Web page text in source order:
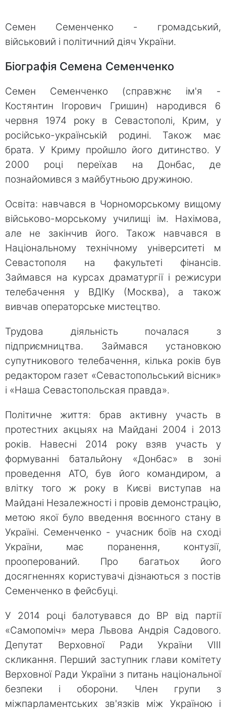
Семен Семенченко - громадський,
військовий і політичний діяч України.
Біографія Семена Семенченко
Семен Семенченко (справжнє ім'я -
Костянтин Ігорович Гришин) народився 6
червня 1974 року в Севастополі, Крим, у
російсько-українській родині. Також має
брата. У Криму пройшло його дитинство. У
2000 році переїхав на Донбас, де
познайомився з майбутньою дружиною.
Освіта: навчався в Чорноморському вищому
військово-морському училищі ім. Нахімова,
але не закінчив його. Також навчався в
Національному технічному університеті м
Севастополя на факультеті фінансів.
Займався на курсах драматургії і режисури
телебачення у ВДІКу (Москва), а також
вивчав операторське мистецтво.
Трудова діяльність почалася з
підприємництва. Займався установкою
супутникового телебачення, кілька років був
редактором газет «Севастопольський вісник»
і «Наша Севастопольская правда».
Політичне життя: брав активну участь в
протестних акцыях на Майдані 2004 і 2013
років. Навесні 2014 року взяв участь у
формуванні батальйону «Донбас» в зоні
проведення АТО, був його командиром, а
влітку того ж року в Києві виступав на
Майдані Незалежності і провів демонстрацію,
метою якої було введення воєнного стану в
Україні. Семенченко - учасник боїв на сході
України, має поранення, контузії,
прооперований. Про багатьох його
досягненнях користувачі дізнаються з постів
Семенченко в фейсбуці.
У 2014 році балотувався до ВР від партії
«Самопоміч» мера Львова Андрія Садового.
Депутат Верховної Ради України VIII
скликання. Перший заступник глави комітету
Верховної Ради України з питань національної
безпеки і оборони. Член групи з
міжпарламентських зв'язків між Україною і